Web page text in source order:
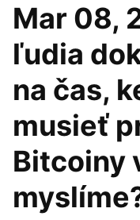
Mar 08,
ľudia
na čas,
musieť
Bitcoiny